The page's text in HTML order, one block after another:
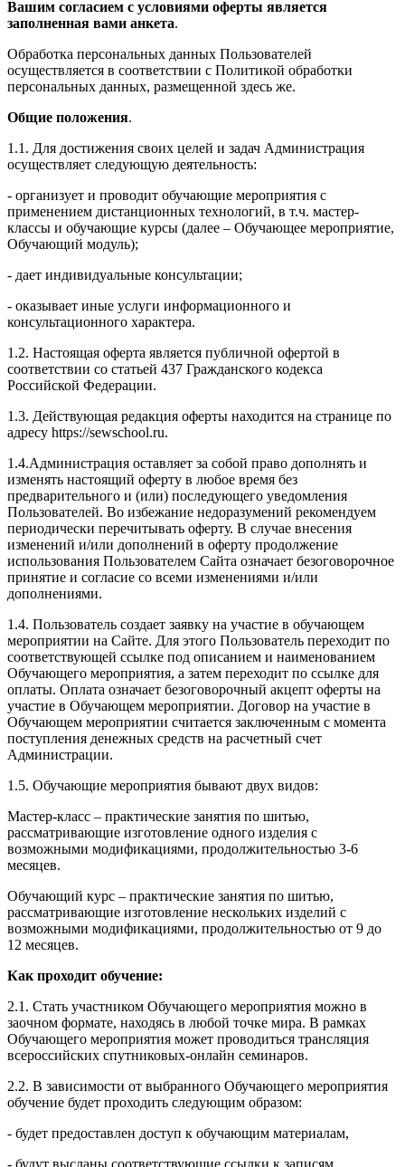
Вашим согласием с условиями оферты является
заполненная вами анкета.
Обработка персональных данных Пользователей
осуществляется в соответствии с Политикой обработки
персональных данных, размещенной здесь же.
Общие положения.
1.1. Для достижения своих целей и задач Администрация
осуществляет следующую деятельность:
- организует и проводит обучающие мероприятия с
применением дистанционных технологий, в т.ч. мастер-
классы и обучающие курсы (далее – Обучающее мероприятие,
Обучающий модуль);
- дает индивидуальные консультации;
- оказывает иные услуги информационного и
консультационного характера.
1.2. Настоящая оферта является публичной офертой в
соответствии со статьей 437 Гражданского кодекса
Российской Федерации.
1.3. Действующая редакция оферты находится на странице по
адресу https://sewschool.ru.
1.4.Администрация оставляет за собой право дополнять и
изменять настоящий оферту в любое время без
предварительного и (или) последующего уведомления
Пользователей. Во избежание недоразумений рекомендуем
периодически перечитывать оферту. В случае внесения
изменений и/или дополнений в оферту продолжение
использования Пользователем Сайта означает безоговорочное
принятие и согласие со всеми изменениями и/или
дополнениями.
1.4. Пользователь создает заявку на участие в обучающем
мероприятии на Сайте. Для этого Пользователь переходит по
соответствующей ссылке под описанием и наименованием
Обучающего мероприятия, а затем переходит по ссылке для
оплаты. Оплата означает безоговорочный акцепт оферты на
участие в Обучающем мероприятии. Договор на участие в
Обучающем мероприятии считается заключенным с момента
поступления денежных средств на расчетный счет
Администрации.
1.5. Обучающие мероприятия бывают двух видов:
Мастер-класс – практические занятия по шитью,
рассматривающие изготовление одного изделия с
возможными модификациями, продолжительностью 3-6
месяцев.
Обучающий курс – практические занятия по шитью,
рассматривающие изготовление нескольких изделий с
возможными модификациями, продолжительностью от 9 до
12 месяцев.
Как проходит обучение:
2.1. Стать участником Обучающего мероприятия можно в
заочном формате, находясь в любой точке мира. В рамках
Обучающего мероприятия может проводиться трансляция
всероссийских спутниковых-онлайн семинаров.
2.2. В зависимости от выбранного Обучающего мероприятия
обучение будет проходить следующим образом:
- будет предоставлен доступ к обучающим материалам,
- будут высланы соответствующие ссылки к записям,